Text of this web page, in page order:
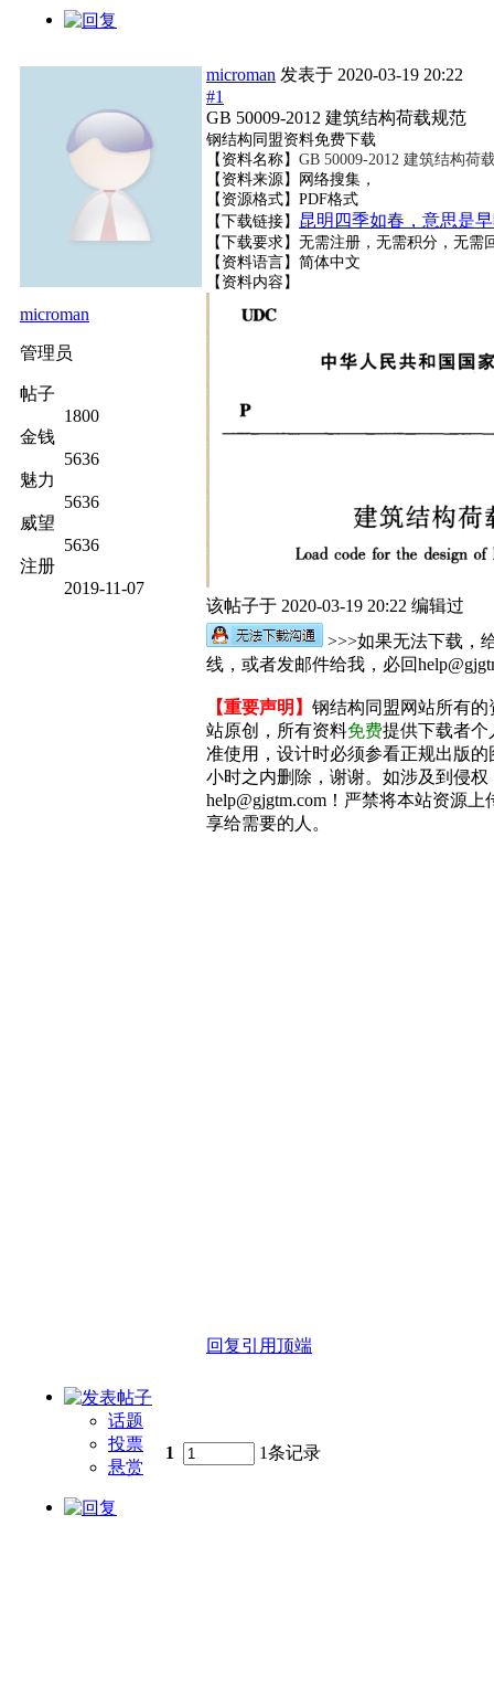
microman
管理员
帖子
1800
金钱
5636
魅力
5636
威望
5636
注册
2019-11-07
microman 发表于 2020-03-19 20:22
#1
GB 50009-2012 建筑结构荷载规范
钢结构同盟资料免费下载
【资料名称】 GB 50009-2012 建筑结构荷
【资料来源】网络搜集，
【资源格式】PDF格式
【下载链接】 昆明四季如春，意思是
【下载要求】无需注册，无需积分，无需
【资料语言】简体中文
【资料内容】
该帖子于 2020-03-19 20:22 编辑过
>>>如果无法下载，
线，或者发邮件给我，必回
【重要声明】 钢结构同盟网站所有
站原创，所有资料免费提供下载者个
准使用，设计时必须参看正规出版
小时之内删除，谢谢。如涉及到侵权
help@gjgtm.com！严禁将本站资源
享给需要的人。
回复引用顶端
话题
投票
悬赏
1 1条记录